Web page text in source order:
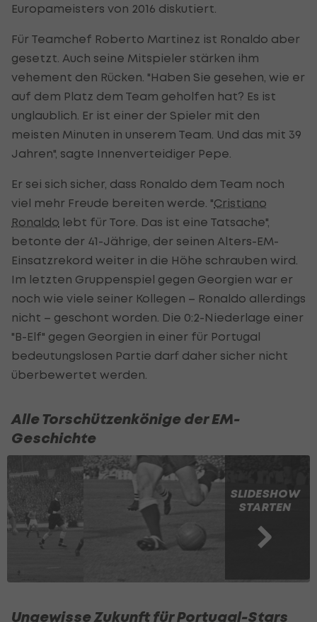
Europameisters von 2016 diskutiert.
Für Teamchef Roberto Martinez ist Ronaldo aber
gesetzt. Auch seine Mitspieler stärken ihm
vehement den Rücken. "Haben Sie gesehen, wie er
auf dem Platz dem Team geholfen hat? Es ist
unglaublich. Er ist einer der Spieler mit den
meisten Minuten in unserem Team. Und das mit 39
Jahren", sagte Innenverteidiger Pepe.
Er sei sich sicher, dass Ronaldo dem Team noch
viel mehr Freude bereiten werde. "Cristiano
Ronaldo lebt für Tore. Das ist eine Tatsache",
betonte der 41-Jährige, der seinen Alters-EM-
Einsatzrekord weiter in die Höhe schrauben wird.
Im letzten Gruppenspiel gegen Georgien war er
noch wie viele seiner Kollegen – Ronaldo allerdings
nicht – geschont worden. Die 0:2-Niederlage einer
"B-Elf" gegen Georgien in einer für Portugal
bedeutungslosen Partie darf daher sicher nicht
überbewertet werden.
Alle Torschützenkönige der EM-
Geschichte
SLIDESHOW
STARTEN
Ungewisse Zukunft für Portugal-Stars